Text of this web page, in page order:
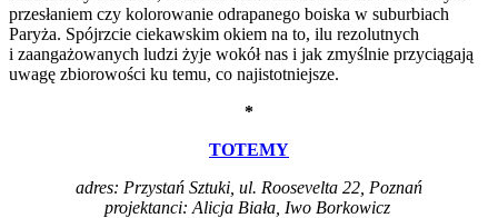
przesłaniem czy kolorowanie odrapanego boiska w suburbiach
Paryża. Spójrzcie ciekawskim okiem na to, ilu rezolutnych
i zaangażowanych ludzi żyje wokół nas i jak zmyślnie przyciągają
uwagę zbiorowości ku temu, co najistotniejsze.
*
TOTEMY
adres: Przystań Sztuki, ul. Roosevelta 22, Poznań
projektanci: Alicja Biała, Iwo Borkowicz